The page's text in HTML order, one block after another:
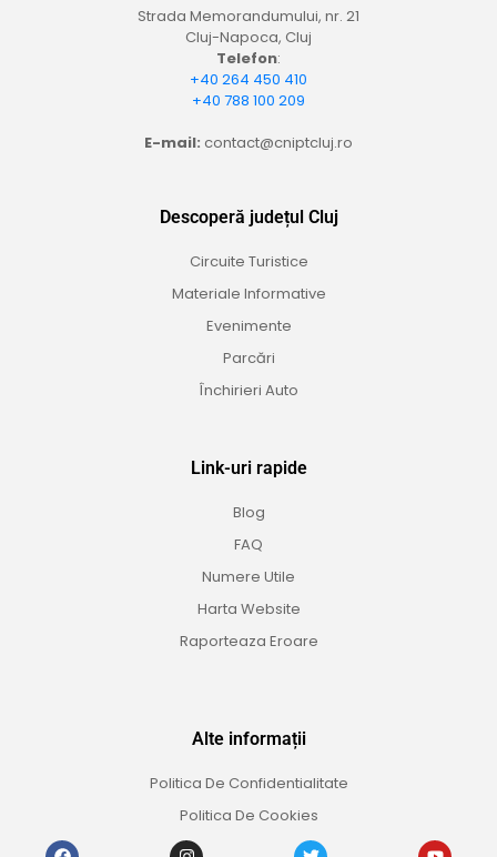
Strada Memorandumului, nr. 21
Cluj-Napoca, Cluj
Telefon:
+40 264 450 410
+40 788 100 209
E-mail: contact@cniptcluj.ro
Descoperă județul Cluj
Circuite Turistice
Materiale Informative
Evenimente
Parcări
Închirieri Auto
Link-uri rapide
Blog
FAQ
Numere Utile
Harta Website
Raporteaza Eroare
Alte informații
Politica De Confidentialitate
Politica De Cookies